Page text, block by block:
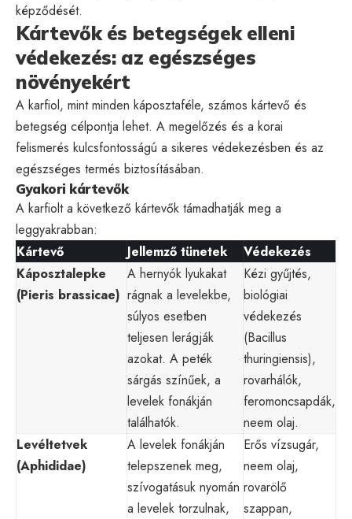
képződését.
Kártevők és betegségek elleni
védekezés: az egészséges
növényekért
A karfiol, mint minden káposztaféle, számos kártevő és
betegség célpontja lehet. A megelőzés és a korai
felismerés kulcsfontosságú a sikeres védekezésben és az
egészséges termés biztosításában.
Gyakori kártevők
A karfiolt a következő kártevők támadhatják meg a
leggyakrabban:
Kártevő
Jellemző tünetek
Védekezés
Káposztalepke
(Pieris brassicae)
A hernyók lyukakat
rágnak a levelekbe,
súlyos esetben
teljesen lerágják
azokat. A peték
sárgás színűek, a
levelek fonákján
találhatók.
Kézi gyűjtés,
biológiai
védekezés
(Bacillus
thuringiensis),
rovarhálók,
feromoncsapdák,
neem olaj.
Levéltetvek
(Aphididae)
A levelek fonákján
telepszenek meg,
szívogatásuk nyomán
a levelek torzulnak,
Erős vízsugár,
neem olaj,
rovarölő
szappan,